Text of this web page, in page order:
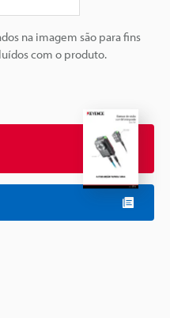
na imagem são para fins
com o produto.